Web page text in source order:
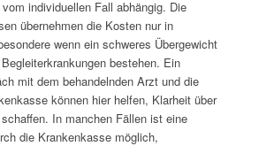
individuellen Fall abhängig. Die
übernehmen die Kosten nur in
wenn ein schweres Übergewicht
bestehen. Ein
mit dem behandelnden Arzt und die
können hier helfen, Klarheit über
In manchen Fällen ist eine
die Krankenkasse möglich,